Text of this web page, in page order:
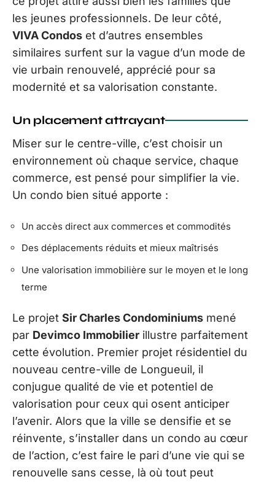
les jeunes professionnels. De leur côté,
VIVA Condos et d’autres ensembles
similaires surfent sur la vague d’un mode de
vie urbain renouvelé, apprécié pour sa
modernité et sa valorisation constante.
Un placement attrayant
Miser sur le centre-ville, c’est choisir un
environnement où chaque service, chaque
commerce, est pensé pour simplifier la vie.
Un condo bien situé apporte :
Un accès direct aux commerces et commodités
Des déplacements réduits et mieux maîtrisés
Une valorisation immobilière sur le moyen et le long
terme
Le projet Sir Charles Condominiums mené
par Devimco Immobilier illustre parfaitement
cette évolution. Premier projet résidentiel du
nouveau centre-ville de Longueuil, il
conjugue qualité de vie et potentiel de
valorisation pour ceux qui osent anticiper
l’avenir. Alors que la ville se densifie et se
réinvente, s’installer dans un condo au cœur
de l’action, c’est faire le pari d’une vie qui se
renouvelle sans cesse, là où tout peut